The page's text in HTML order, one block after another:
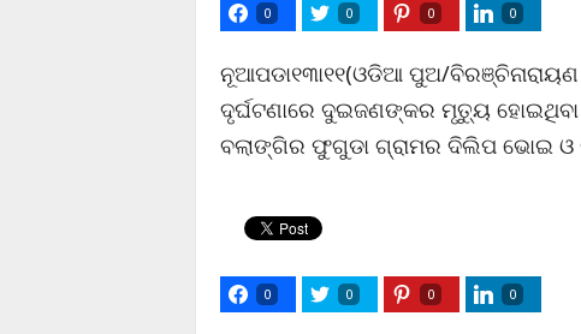
0 0 0 0
ନୂଆପଡା୧୩ା୧୧(ଓଡିଆ ପୁଅ/ବିରଞ୍ଚିନାରାୟଣ
ଦୃର୍ଘଟଣାରେ ଦୁଇଜଣଙ୍କର ମୃତ୍ୟୁ
ବଲାଙ୍ଗିର ଫୁଗୁଡା ଗ୍ରାମର ଦିଲିପ ଭୋଇ ଓ
0 0 0 0